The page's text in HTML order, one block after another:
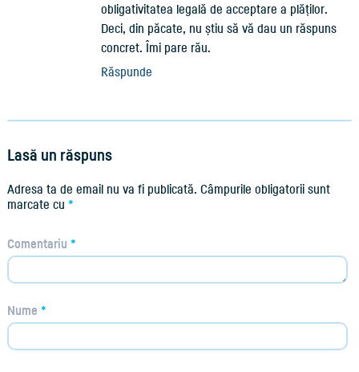
obligativitatea legală de acceptare a plăților.
Deci, din păcate, nu știu să vă dau un răspuns
concret. Îmi pare rău.
Răspunde
Lasă un răspuns
Adresa ta de email nu va fi publicată. Câmpurile obligatorii sunt
marcate cu *
Comentariu *
Nume *